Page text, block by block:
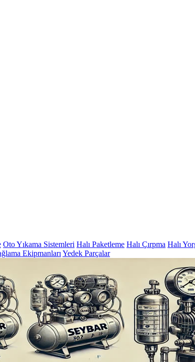
Oto Yıkama Sistemleri Halı Paketleme Halı Çırpma Halı
Ekipmanları Yedek Parçalar